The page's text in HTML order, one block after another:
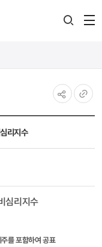
리지수
심리지수
를 포함하여 공표